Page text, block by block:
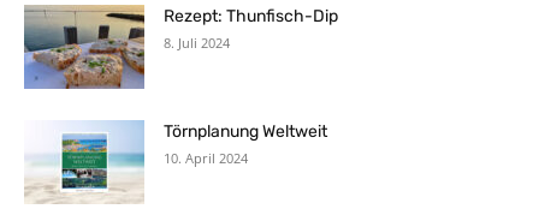
Rezept: Thunfisch-Dip
8. Juli 2024
Törnplanung Weltweit
10. April 2024